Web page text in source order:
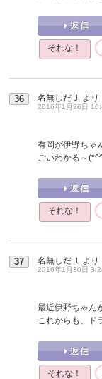
それな！
36 名無しだＪ より
2016年1月26日
有岡が伊野ちゃ
ごいわかる～
それな！
37 名無しだＪ より
2016年1月30日
最近伊野ちゃん
これからも、ド
それな！